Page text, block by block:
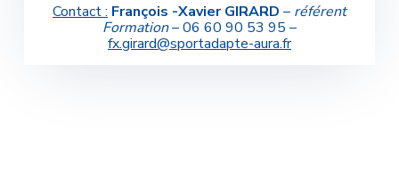
Contact : François -Xavier GIRARD – référent
Formation– 06 60 90 53 95 –
fx.girard@sportadapte-aura.fr